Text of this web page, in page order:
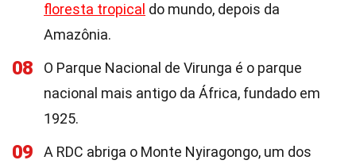
floresta tropical do mundo, depois da
Amazônia.
08
O Parque Nacional de Virunga é o parque
nacional mais antigo da África, fundado em
1925.
09
A RDC abriga o Monte Nyiragongo, um dos